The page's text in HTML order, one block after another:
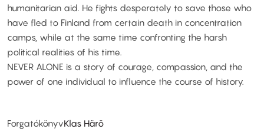
humanitarian aid. He fights desperately to save those who
have fled to Finland from certain death in concentration
camps, while at the same time confronting the harsh
political realities of his time.
NEVER ALONE is a story of courage, compassion, and the
power of one individual to influence the course of history.
ForgatókönyvKlas Härö